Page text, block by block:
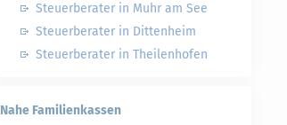
Steuerberater in Muhr am See
Steuerberater in Dittenheim
Steuerberater in Theilenhofen
Nahe Familienkassen